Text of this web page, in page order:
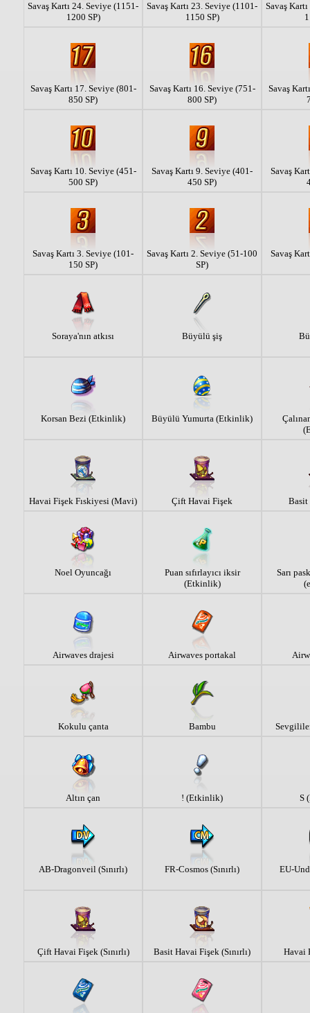
Savaş Kartı 24. Seviye (1151-
1200 SP)
Savaş Kartı 23. Seviye (1101-
1150 SP)
Savaş
Savaş Kartı 17. Seviye (801-
850 SP)
Savaş Kartı 16. Seviye (751-
800 SP)
Savaş
Savaş Kartı 10. Seviye (451-
500 SP)
Savaş Kartı 9. Seviye (401-
450 SP)
Savaş
Savaş Kartı 3. Seviye (101-
150 SP)
Savaş Kartı 2. Seviye (51-100
SP)
Savaş
Soraya'nın atkısı Büyülü şiş
Korsan Bezi (Etkinlik) Büyülü Yumurta (Etkinlik)
Havai Fişek Fıskiyesi (Mavi) Çift Havai Fişek Basit
Noel Oyuncağı
Puan sıfırlayıcı iksir
(Etkinlik)
Sarı
Airwaves drajesi Airwaves portakal
Kokulu çanta Bambu
Altın çan ! (Etkinlik) S
AB-Dragonveil (Sınırlı) FR-Cosmos (Sınırlı) EU-
Çift Havai Fişek (Sınırlı) Basit Havai Fişek (Sınırlı) Havai